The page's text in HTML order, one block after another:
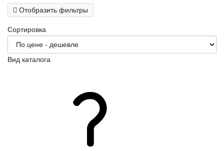
Отобразить фильтры
Сортировка
Вид каталога